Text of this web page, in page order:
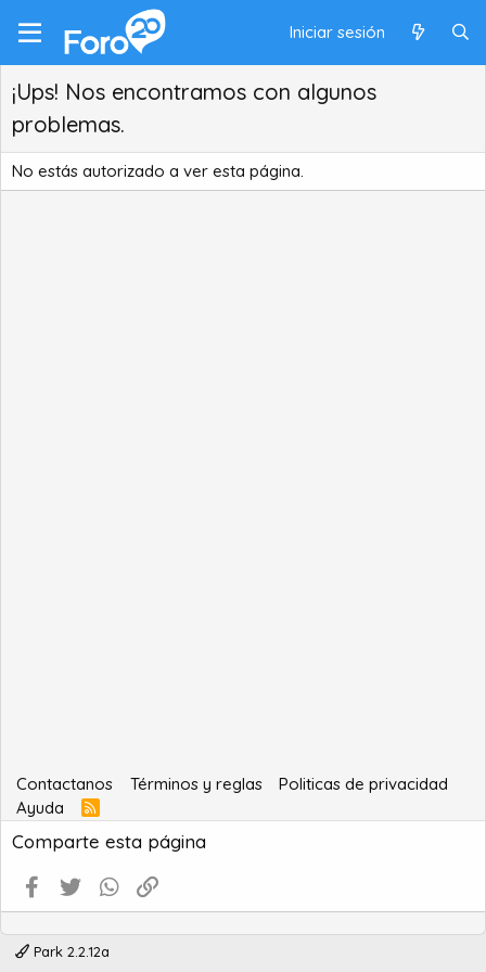
Iniciar sesión
¡Ups! Nos encontramos con algunos
problemas.
No estás autorizado a ver esta página.
Contactanos Términos y reglas
Politicas de privacidad
Ayuda
R
S
S
Comparte esta página
Facebook
Twitter WhatsApp
Park 2.2.12a